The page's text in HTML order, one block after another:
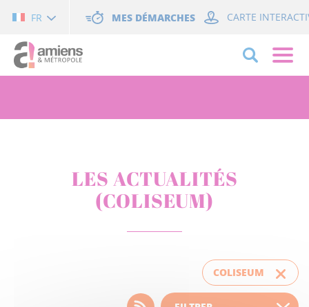
FR MES DÉMARCHES CARTE
LES ACTUALITÉS
(COLISEUM)
COLISEUM
Choisissez votre filtre